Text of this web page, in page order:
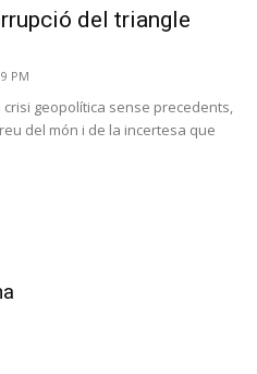
del triangle
PM
crisi geopolítica sense precedents,
del món i de la incertesa que